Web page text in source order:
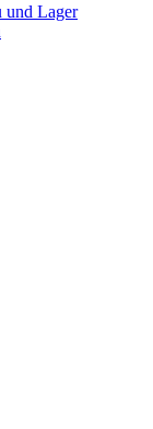
und Lager